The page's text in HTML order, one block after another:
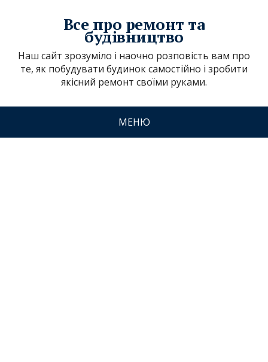
Все про ремонт та
будівництво
Наш сайт зрозуміло і наочно розповість вам про
те, як побудувати будинок самостійно і зробити
якісний ремонт своїми руками.
МЕНЮ